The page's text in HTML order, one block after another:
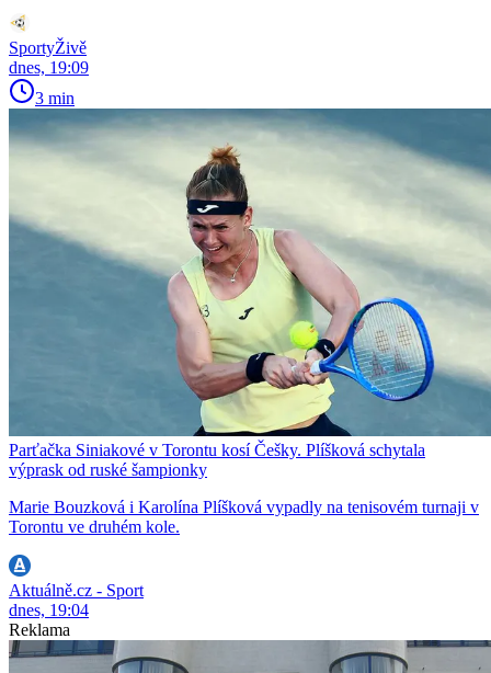
SportyŽivě
dnes, 19:09
3 min
Parťačka Siniakové v Torontu kosí Češky. Plíšková schytala
výprask od ruské šampionky
Marie Bouzková i Karolína Plíšková vypadly na tenisovém turnaji v
Torontu ve druhém kole.
Aktuálně.cz - Sport
dnes, 19:04
Reklama